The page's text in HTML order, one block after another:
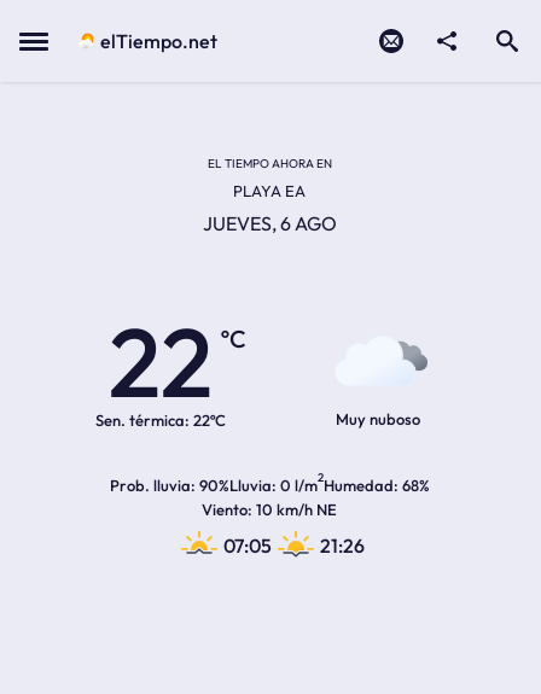
Menu elTiempo.net
EL TIEMPO AHORA EN
PLAYA EA
JUEVES, 6 AGO
22
ºC
Sen. térmica: 22ºC Muy nuboso
Prob. lluvia 90%Lluvia 0 l/m2Humedad 68%
Viento 10 km/h NE
07:05 21:26